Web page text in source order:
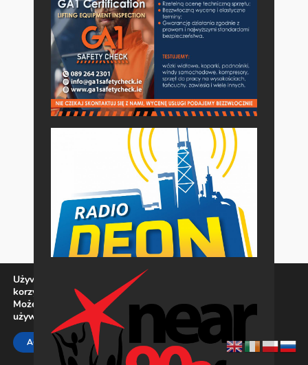
Używamy ciasteczek, aby zapewnić najlepszą jakość
korzystania z naszej witryny.
Możesz dowiedzieć się więcej o tym, jakich ciasteczek
używamy, lub wyłączyć je w ustawieniach.
ACCEPT REJECT SETTINGS Zamknij panel